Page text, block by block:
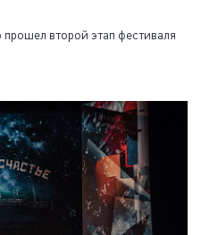
второй этап фестиваля